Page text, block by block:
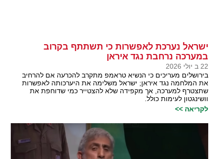
ישראל נערכת לאפשרות כי תשתתף בקרוב
במערכה נרחבת נגד איראן
22 ב יולי 2026
בירושלים מעריכים כי הנשיא טראמפ מתקרב להכרעה אם להרחיב
את המלחמה נגד איראן; ישראל משלימה את היערכותה לאפשרות
שתצטרף למערכה, אך מקפידה שלא להצטייר כמי שדוחפת את
וושינגטון לעימות כולל.
לקריאה >>